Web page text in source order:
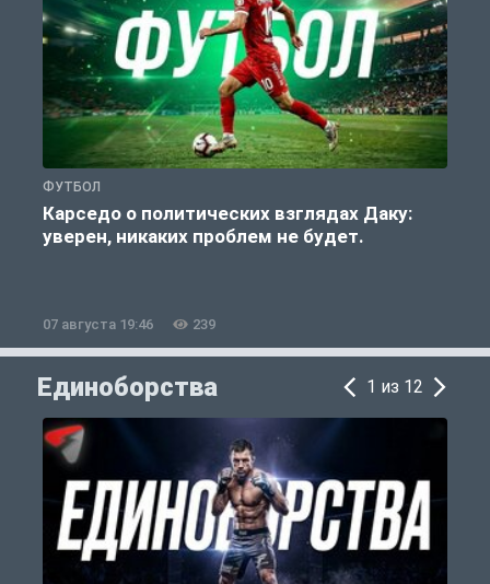
ФУТБОЛ
Карседо о политических взглядах Даку:
уверен, никаких проблем не будет.
07 августа 19:46 239
Единоборства 1 из 12